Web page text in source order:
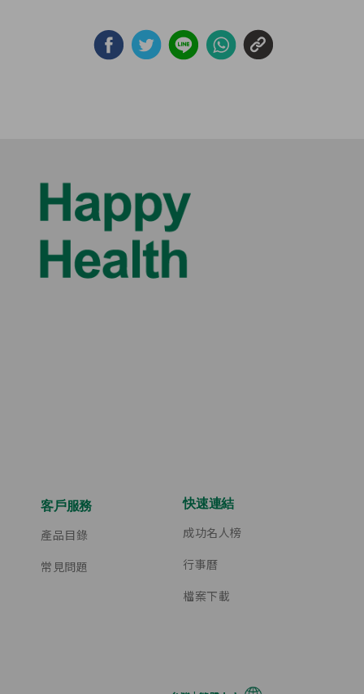
客戶服務
產品目錄
常見問題
快速連結
成功名人榜
行事曆
檔案下載